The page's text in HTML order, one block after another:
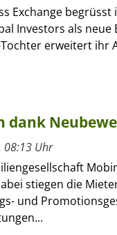
Exchange
Investors als
erweitert ihr
dank
08:13 Uhr
stiegen die
und